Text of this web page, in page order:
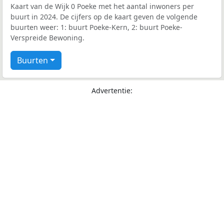
Kaart van de Wijk 0 Poeke met het aantal inwoners per
buurt in 2024. De cijfers op de kaart geven de volgende
buurten weer: 1: buurt Poeke-Kern, 2: buurt Poeke-
Verspreide Bewoning.
Buurten
Advertentie: